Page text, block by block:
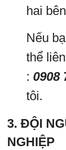
hai
Nếu
thể
: 0908
tôi.
3. ĐỘI
NGHIỆP